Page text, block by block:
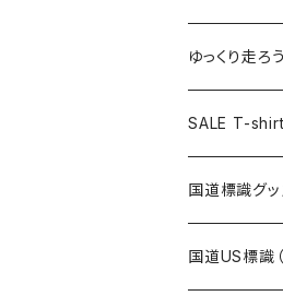
トートバッグ
ランチバッグ
エコバッグ
クリアファイル
キーホルダー
クリアファイル
Tシャツ
ステッカー
サコッシュ
ホテルキーホ
モーテルキー
トートバッグ
クリアファイル
マスク
エコバッグ
千葉ロッテマ
エコバッグ
ステッカー
モーテルキー
ホテルキー
キャップ
ステッカー
ホテルキーホ
Tシャツ
キャップ
ステッカー
ゆっくり走ろう
Tシャツ
ステッカー
ホテルキー
SALE T-shirt
国道標識グ
ステッカー
国道US標識